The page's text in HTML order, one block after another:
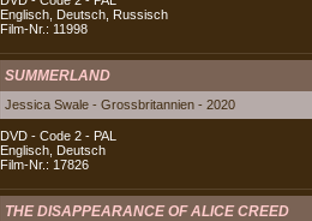
Englisch, Deutsch, Russisch
Film-Nr.: 11998
SUMMERLAND
Jessica Swale - Grossbritannien - 2020
DVD - Code 2 - PAL
Englisch, Deutsch
Film-Nr.: 17826
THE DISAPPEARANCE OF ALICE CREED